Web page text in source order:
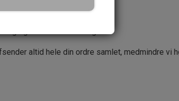
altid hele din ordre samlet, medmindre vi